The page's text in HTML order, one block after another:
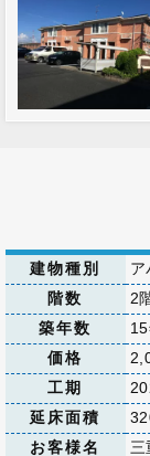
建物種別
ア
階数
2
築年数
価格
工期
延床面積
お客様名
三